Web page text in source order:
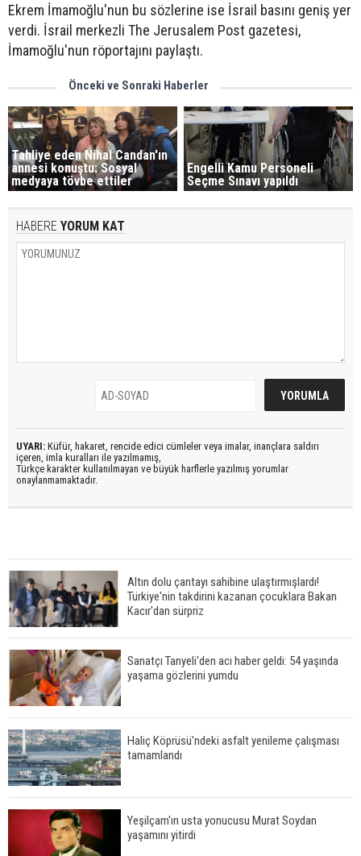
Ekrem İmamoğlu'nun bu sözlerine ise İsrail basını geniş yer
verdi. İsrail merkezli The Jerusalem Post gazetesi,
İmamoğlu'nun röportajını paylaştı.
Önceki ve Sonraki Haberler
Tahliye eden Nihal Candan'ın
annesi konuştu: Sosyal
medyaya tövbe ettiler
Engelli Kamu Personeli
Seçme Sınavı yapıldı
HABERE YORUM KAT
UYARI: Küfür, hakaret, rencide edici cümleler veya imalar, inançlara saldırı
içeren, imla kuralları ile yazılmamış,
Türkçe karakter kullanılmayan ve büyük harflerle yazılmış yorumlar
onaylanmamaktadır.
Altın dolu çantayı sahibine ulaştırmışlardı!
Türkiye'nin takdirini kazanan çocuklara Bakan
Kacır'dan sürpriz
Sanatçı Tanyeli'den acı haber geldi: 54 yaşında
yaşama gözlerini yumdu
Haliç Köprüsü'ndeki asfalt yenileme çalışması
tamamlandı
Yeşilçam'ın usta yonucusu Murat Soydan
yaşamını yitirdi